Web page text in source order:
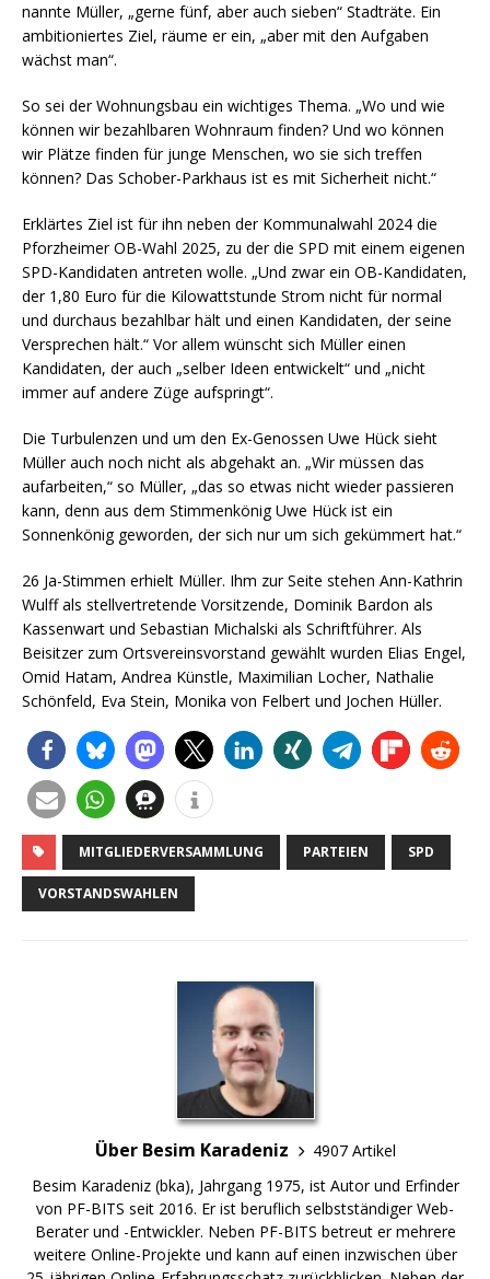
nannte Müller, „gerne fünf, aber auch sieben“ Stadträte. Ein
ambitioniertes Ziel, räume er ein, „aber mit den Aufgaben
wächst man“.
So sei der Wohnungsbau ein wichtiges Thema. „Wo und wie
können wir bezahlbaren Wohnraum finden? Und wo können
wir Plätze finden für junge Menschen, wo sie sich treffen
können? Das Schober-Parkhaus ist es mit Sicherheit nicht.“
Erklärtes Ziel ist für ihn neben der Kommunalwahl 2024 die
Pforzheimer OB-Wahl 2025, zu der die SPD mit einem eigenen
SPD-Kandidaten antreten wolle. „Und zwar ein OB-Kandidaten,
der 1,80 Euro für die Kilowattstunde Strom nicht für normal
und durchaus bezahlbar hält und einen Kandidaten, der seine
Versprechen hält.“ Vor allem wünscht sich Müller einen
Kandidaten, der auch „selber Ideen entwickelt“ und „nicht
immer auf andere Züge aufspringt“.
Die Turbulenzen und um den Ex-Genossen Uwe Hück sieht
Müller auch noch nicht als abgehakt an. „Wir müssen das
aufarbeiten,“ so Müller, „das so etwas nicht wieder passieren
kann, denn aus dem Stimmenkönig Uwe Hück ist ein
Sonnenkönig geworden, der sich nur um sich gekümmert hat.“
26 Ja-Stimmen erhielt Müller. Ihm zur Seite stehen Ann-Kathrin
Wulff als stellvertretende Vorsitzende, Dominik Bardon als
Kassenwart und Sebastian Michalski als Schriftführer. Als
Beisitzer zum Ortsvereinsvorstand gewählt wurden Elias Engel,
Omid Hatam, Andrea Künstle, Maximilian Locher, Nathalie
Schönfeld, Eva Stein, Monika von Felbert und Jochen Hüller.
MITGLIEDERVERSAMMLUNG PARTEIEN SPD
VORSTANDSWAHLEN
Über Besim Karadeniz
4907 Artikel
Besim Karadeniz (bka), Jahrgang 1975, ist Autor und Erfinder
von PF-BITS seit 2016. Er ist beruflich selbstständiger Web-
Berater und -Entwickler. Neben PF-BITS betreut er mehrere
weitere Online-Projekte und kann auf einen inzwischen über